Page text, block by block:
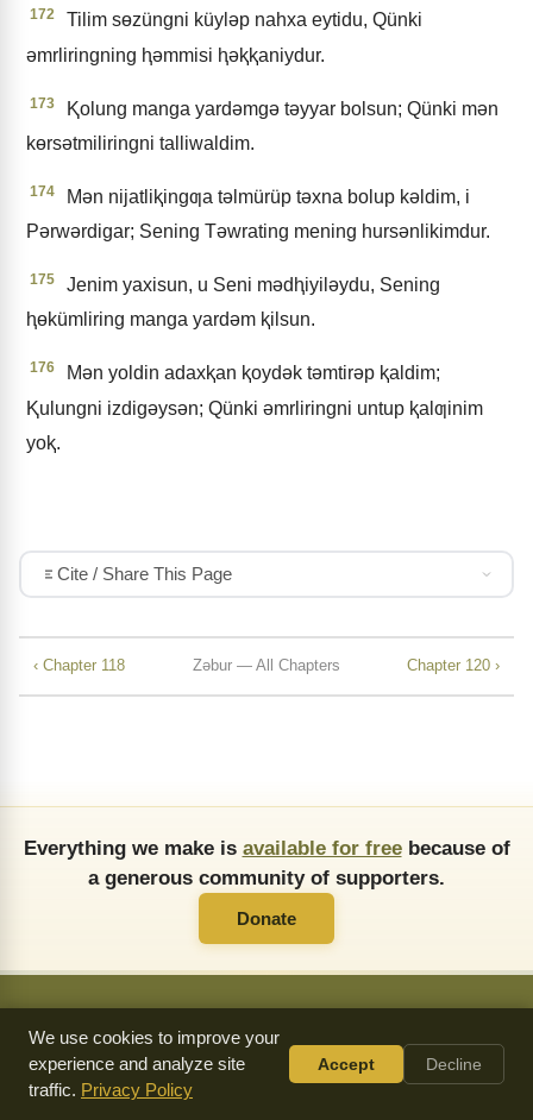
172
Tilim sɵzüngni küylǝp nahxa eytidu, Qünki
ǝmrliringning ⱨǝmmisi ⱨǝⱪⱪaniydur.
173
Ⱪolung manga yardǝmgǝ tǝyyar bolsun; Qünki mǝn
kɵrsǝtmiliringni talliwaldim.
174
Mǝn nijatliⱪingƣa tǝlmürüp tǝxna bolup kǝldim, i
Pǝrwǝrdigar; Sening Tǝwrating mening hursǝnlikimdur.
175
Jenim yaxisun, u Seni mǝdⱨiyilǝydu, Sening
ⱨɵkümliring manga yardǝm ⱪilsun.
176
Mǝn yoldin adaxⱪan ⱪoydǝk tǝmtirǝp ⱪaldim;
Ⱪulungni izdigǝysǝn; Qünki ǝmrliringni untup ⱪalƣinim
yoⱪ.
Cite / Share This Page
‹ Chapter 118 Zǝbur — All Chapters Chapter 120 ›
Everything we make is available for freebecause of
a generous community of supporters.
Donate
About UsFAQAPICopying PermissionsPrivacy Policy
CommendationsDonate
We use cookies to improve your
experience and analyze site
traffic. Privacy Policy
Accept Decline